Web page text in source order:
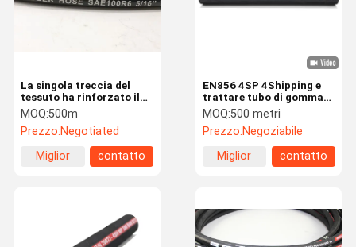
La singola treccia del
tessuto ha rinforzato il
nero idraulico del tubo di
gomma J517 il SAE
100R6
MOQ:500m
Prezzo:Negotiated
Miglior
contatto
EN856 4SP 4Shipping e
trattare tubo di gomma
idraulico a quattro vie
per gli escavatori
MOQ:500 metri
Prezzo:Negoziabile
Miglior
contatto